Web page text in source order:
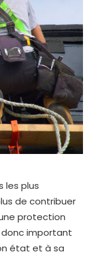
les plus
de contribuer
protection
important
état et à sa